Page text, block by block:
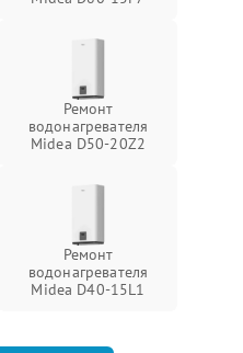
Ремонт
водонагревателя
Midea D50-20Z2
Ремонт
водонагревателя
Midea D40-15L1